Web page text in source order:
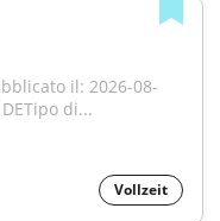
il: 2026-08-
di...
Vollzeit